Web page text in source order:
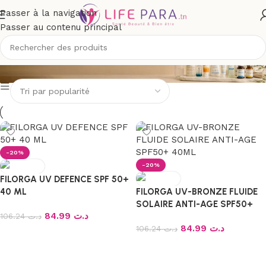
Passer à la navigation
Passer au contenu principal
FILORGA
-20%
FILORGA UV DEFENCE SPF 50+
40 ML
د.ت106.24 د.ت
-20%
FILORGA UV-BRONZE FLUIDE
SOLAIRE ANTI-AGE SPF50+
د.ت106.24 د.ت